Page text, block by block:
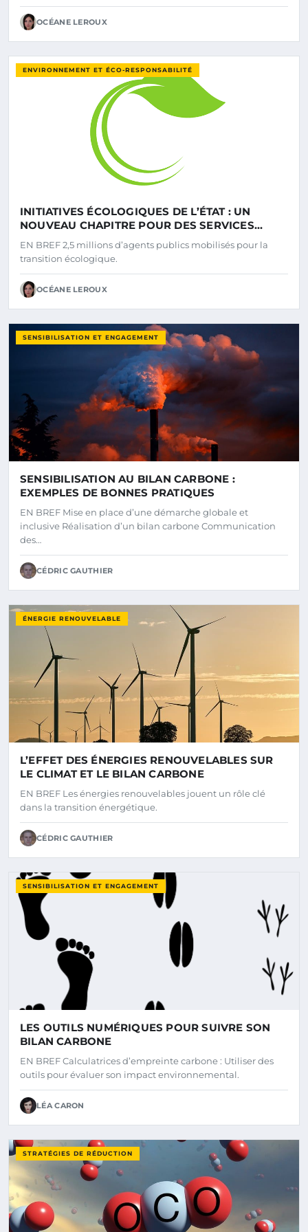
OCÉANE LEROUX
ENVIRONNEMENT ET ÉCO-RESPONSABILITÉ
INITIATIVES ÉCOLOGIQUES DE L’ÉTAT : UN
NOUVEAU CHAPITRE POUR DES SERVICES
PUBLICS RESPONSABLES
EN BREF 2,5 millions d’agents publics mobilisés pour la
transition écologique.
OCÉANE LEROUX
SENSIBILISATION ET ENGAGEMENT
SENSIBILISATION AU BILAN CARBONE :
EXEMPLES DE BONNES PRATIQUES
EN BREF Mise en place d’une démarche globale et
inclusive Réalisation d’un bilan carbone Communication
des…
CÉDRIC GAUTHIER
ÉNERGIE RENOUVELABLE
L’EFFET DES ÉNERGIES RENOUVELABLES SUR
LE CLIMAT ET LE BILAN CARBONE
EN BREF Les énergies renouvelables jouent un rôle clé
dans la transition énergétique.
CÉDRIC GAUTHIER
SENSIBILISATION ET ENGAGEMENT
LES OUTILS NUMÉRIQUES POUR SUIVRE SON
BILAN CARBONE
EN BREF Calculatrices d’empreinte carbone : Utiliser des
outils pour évaluer son impact environnemental.
LÉA CARON
STRATÉGIES DE RÉDUCTION